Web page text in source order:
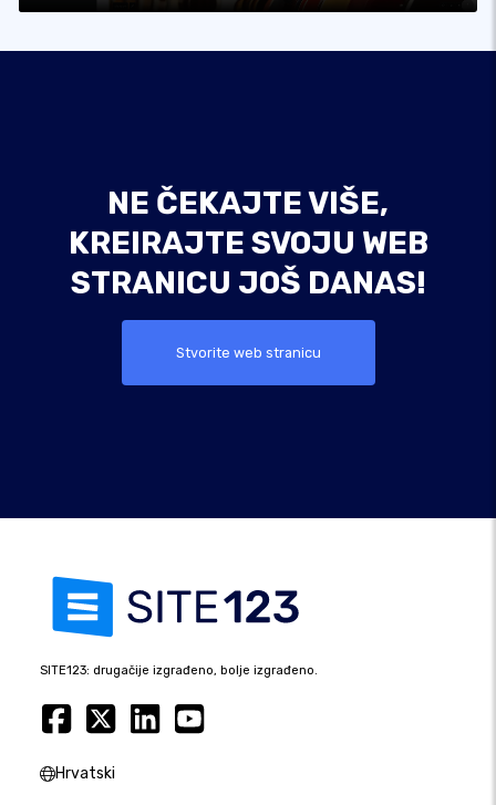
NE ČEKAJTE VIŠE,
KREIRAJTE SVOJU WEB
STRANICU JOŠ DANAS!
Stvorite web stranicu
SITE123: drugačije izgrađeno, bolje izgrađeno.
Hrvatski